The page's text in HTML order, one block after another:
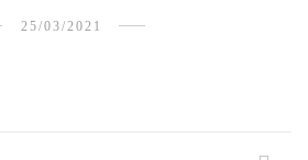
25/03/2021